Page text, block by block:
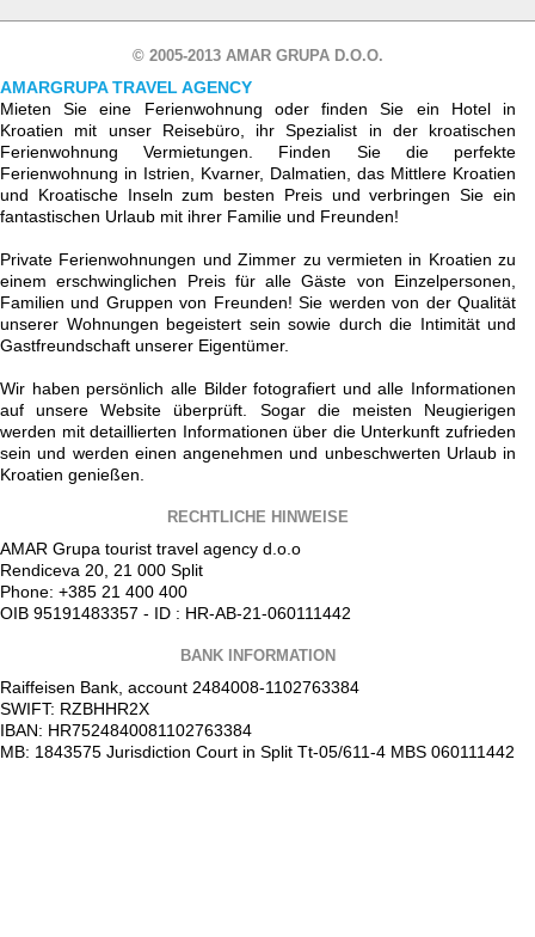
© 2005-2013 AMAR GRUPA D.O.O.
AMARGRUPA TRAVEL AGENCY
Mieten Sie eine Ferienwohnung oder finden Sie ein Hotel in
Kroatien mit unser Reisebüro, ihr Spezialist in der kroatischen
Ferienwohnung Vermietungen. Finden Sie die perfekte
Ferienwohnung in Istrien, Kvarner, Dalmatien, das Mittlere Kroatien
und Kroatische Inseln zum besten Preis und verbringen Sie ein
fantastischen Urlaub mit ihrer Familie und Freunden!
Private Ferienwohnungen und Zimmer zu vermieten in Kroatien zu
einem erschwinglichen Preis für alle Gäste von Einzelpersonen,
Familien und Gruppen von Freunden! Sie werden von der Qualität
unserer Wohnungen begeistert sein sowie durch die Intimität und
Gastfreundschaft unserer Eigentümer.
Wir haben persönlich alle Bilder fotografiert und alle Informationen
auf unsere Website überprüft. Sogar die meisten Neugierigen
werden mit detaillierten Informationen über die Unterkunft zufrieden
sein und werden einen angenehmen und unbeschwerten Urlaub in
Kroatien genießen.
RECHTLICHE HINWEISE
AMAR Grupa tourist travel agency d.o.o
Rendiceva 20, 21 000 Split
Phone: +385 21 400 400
OIB 95191483357 - ID : HR-AB-21-060111442
BANK INFORMATION
Raiffeisen Bank, account 2484008-1102763384
SWIFT: RZBHHR2X
IBAN: HR7524840081102763384
MB: 1843575 Jurisdiction Court in Split Tt-05/611-4 MBS 060111442